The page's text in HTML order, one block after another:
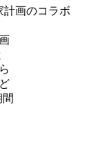
計画のコラボ